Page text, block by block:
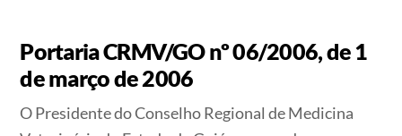
Portaria CRMV/GO nº 06/2006, de 1
de março de 2006
O Presidente do Conselho Regional de Medicina